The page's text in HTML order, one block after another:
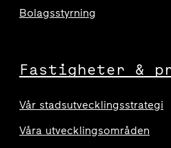
Bolagsstyrning
Fastigheter &
Vår stadsutvecklingsstrategi
Våra utvecklingsområden